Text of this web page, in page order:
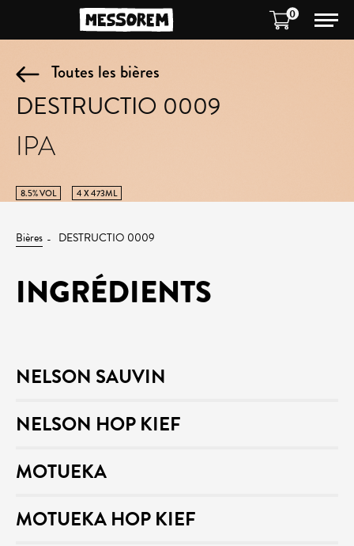
0
Toutes les bières
DESTRUCTIO 0009
IPA
8.5% VOL 4 X 473ML
Bières DESTRUCTIO 0009
INGRÉDIENTS
NELSON SAUVIN
NELSON HOP KIEF
MOTUEKA
MOTUEKA HOP KIEF